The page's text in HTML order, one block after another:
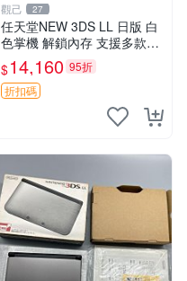
觀己 27
任天堂NEW 3DS LL 日版 白
色掌機 解鎖內存 支援多款遊
戲 帶膜 包裝完整 3DS NDS
GBA 遊戲掌機 線路正常 精品
成色 游玩順利
$14,160 95折
折扣碼